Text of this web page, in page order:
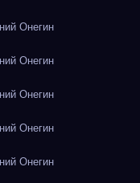
Онегин
Онегин
Онегин
Онегин
Онегин